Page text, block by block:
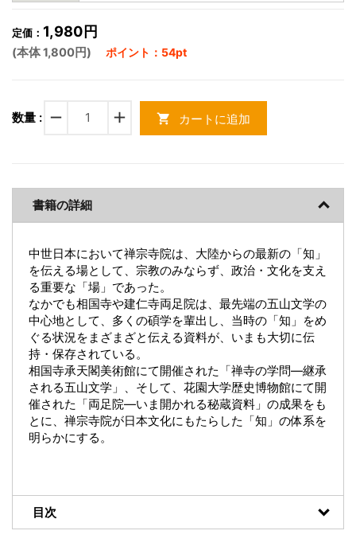
定価： 1,980円
(本体 1,800円) ポイント：54pt
数量 : remove add shopping_cart カートに追加
書籍の詳細
中世日本において禅宗寺院は、大陸からの最新の「知」
を伝える場として、宗教のみならず、政治・文化を支え
る重要な「場」であった。
なかでも相国寺や建仁寺両足院は、最先端の五山文学の
中心地として、多くの碩学を輩出し、当時の「知」をめ
ぐる状況をまざまざと伝える資料が、いまも大切に伝
持・保存されている。
相国寺承天閣美術館にて開催された「禅寺の学問―継承
される五山文学」、そして、花園大学歴史博物館にて開
催された「両足院―いま開かれる秘蔵資料」の成果をも
とに、禅宗寺院が日本文化にもたらした「知」の体系を
明らかにする。
目次